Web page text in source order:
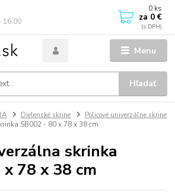
Menu
Hľadať
16.00
0 ks
za 0 €
Dielenské skrine
Policové univerzálne skrine
SB002 - 80 x 78 x 38 cm
skrinka
78 x 38 cm